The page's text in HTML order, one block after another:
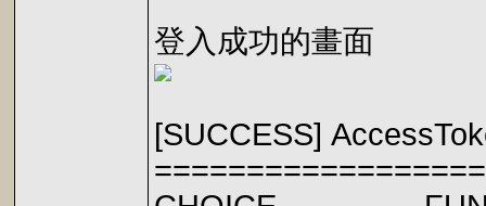
登入成功的畫面
[SUCCESS]